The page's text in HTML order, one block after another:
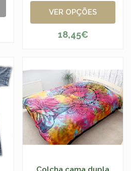
VER OPÇÕES
18,45€